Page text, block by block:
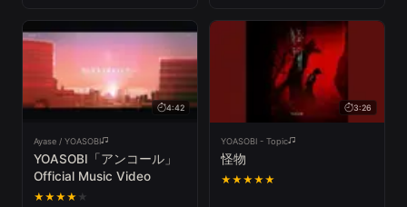
4:42
Ayase / YOASOBI
YOASOBI「アンコール」
Official Music Video
★★★★ ★
3:26
YOASOBI - Topic
怪物
★★★★★